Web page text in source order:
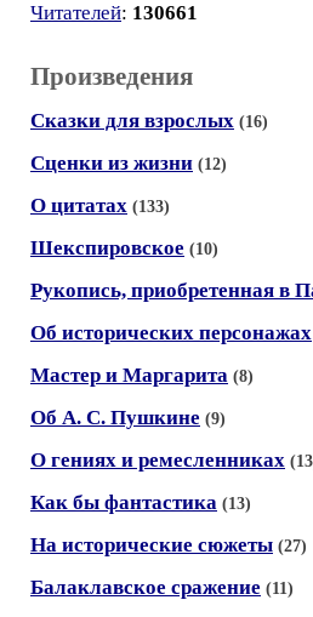
Читателей: 130661
Произведения
Сказки для взрослых (16)
Сценки из жизни (12)
О цитатах (133)
Шекспировское (10)
Рукопись, приобретенная в
Об исторических персонажах
Мастер и Маргарита (8)
Об А. С. Пушкине (9)
О гениях и ремесленниках
Как бы фантастика (13)
На исторические сюжеты (27)
Балаклавское сражение (11)